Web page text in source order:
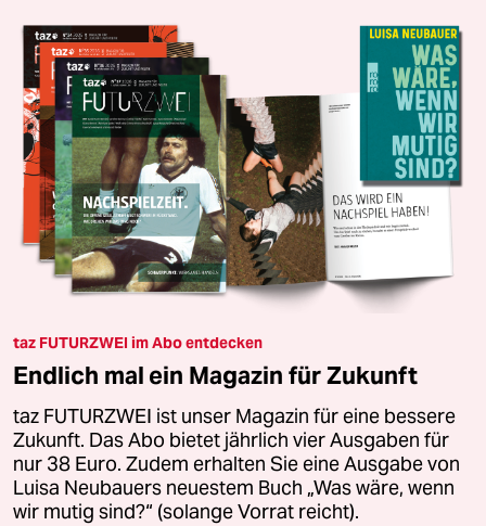
taz FUTURZWEI im Abo entdecken
Endlich mal ein Magazin für Zukunft
taz FUTURZWEI ist unser Magazin für eine bessere
Zukunft. Das Abo bietet jährlich vier Ausgaben für
nur 38 Euro. Zudem erhalten Sie eine Ausgabe von
Luisa Neubauers neuestem Buch „Was wäre, wenn
wir mutig sind?“ (solange Vorrat reicht).